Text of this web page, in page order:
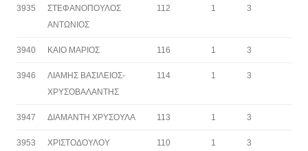
3935
ΣΤΕΦΑΝΟΠΟΥΛΟΣ
ΑΝΤΩΝΙΟΣ
112 1 3
3940 ΚΑΙΟ ΜΑΡΙΟΣ 116 1 3
3946
ΛΙΑΜΗΣ ΒΑΣΙΛΕΙΟΣ-
ΧΡΥΣΟΒΑΛΑΝΤΗΣ
114 1 3
3947 ΔΙΑΜΑΝΤΗ ΧΡΥΣΟΥΛΑ 113 1 3
3953
ΧΡΙΣΤΟΔΟΥΛΟΥ
110 1 3